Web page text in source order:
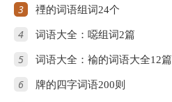
3 禋的词语组词24个
4 词语大全：噁组词2篇
5 词语大全：褕的词语大全12篇
6 牌的四字词语200则